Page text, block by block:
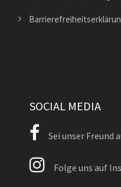
SOCIAL MEDIA
Sei unser Freund
Folge uns auf